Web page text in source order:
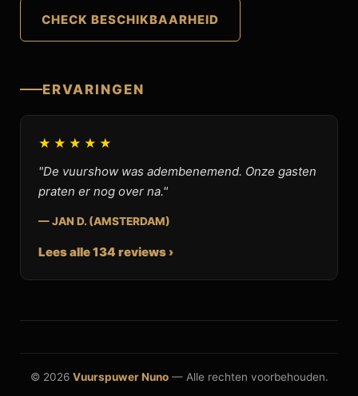
CHECK BESCHIKBAARHEID
ERVARINGEN
★★★★★
"De vuurshow was adembenemend. Onze gasten
praten er nog over na."
— JAN D. (AMSTERDAM)
Lees alle 134 reviews ›
© 2026 Vuurspuwer Nuno— Alle rechten voorbehouden.